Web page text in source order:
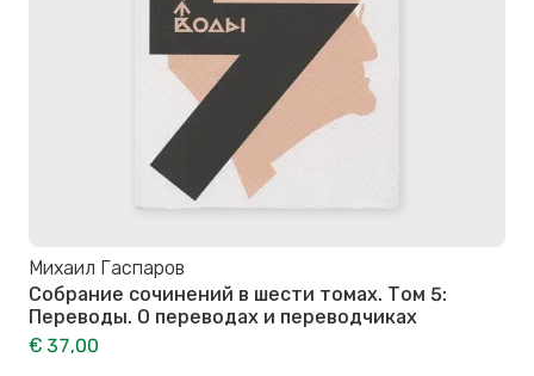
Михаил Гаспаров
Собрание сочинений в шести томах. Том 5:
Переводы. О переводах и переводчиках
€ 37,00